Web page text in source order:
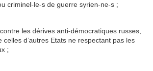
criminel-le-s de guerre syrien-ne-s ;
les dérives anti-démocratiques russes,
celles d’autres Etats ne respectant pas les
;